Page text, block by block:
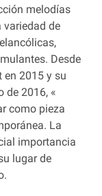
melodías
variedad de
Desde
en 2015 y su
de 2016, «
como pieza
La
importancia
lugar de